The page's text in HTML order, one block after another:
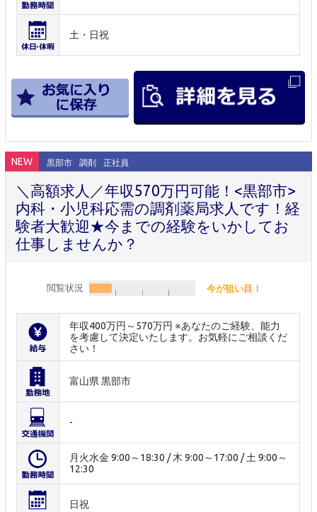
土・日祝
NEW 黒部市 調剤 正社員
＼高額求人／年収570万円可能！<黒部市>
内科・小児科応需の調剤薬局求人です！経
験者大歓迎★今までの経験をいかしてお
仕事しませんか？
閲覧状況 今が狙い目！
年収400万円～570万円 ※あなたのご経験、能力
を考慮して決定いたします。お気軽にご相談くだ
さい！
富山県 黒部市
-
月火水金 9:00～18:30 / 木 9:00～17:00 / 土 9:00～
12:30
日祝